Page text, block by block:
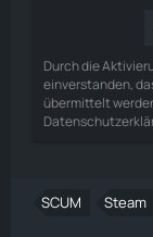
Durch die
einverstanden,
übermittelt
SCUM Steam